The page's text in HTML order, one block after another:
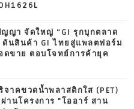
ญา จัดใหญ่ “GI รุกบุกตลาด
ดันสินค้า GI ไทยสู่แพลตฟอร์ม
ดขาย ตอบโจทย์การค้ายุค
จาคขวดน้ำพลาสติกใส (PET)
านโครงการ "โออาร์ สาน